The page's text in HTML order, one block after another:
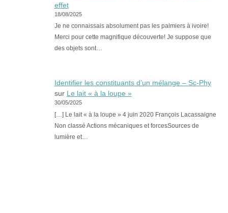
effet
18/08/2025
Je ne connaissais absolument pas les palmiers à ivoire!
Merci pour cette magnifique découverte! Je suppose que
des objets sont…
Identifier les constituants d’un mélange – Sc-Phy
sur Le lait « à la loupe »
30/05/2025
[…] Le lait « à la loupe » 4 juin 2020 François Lacassaigne
Non classé Actions mécaniques et forcesSources de
lumière et…